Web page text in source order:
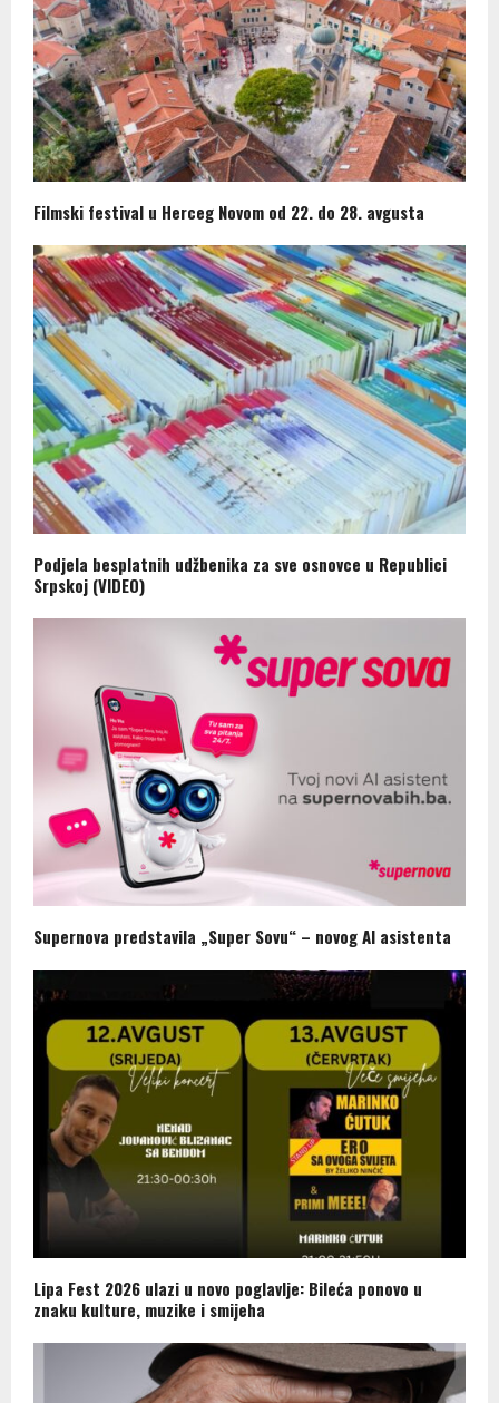
Filmski festival u Herceg Novom od 22. do 28. avgusta
Podjela besplatnih udžbenika za sve osnovce u Republici
Srpskoj (VIDEO)
Supernova predstavila „Super Sovu“ – novog AI asistenta
Lipa Fest 2026 ulazi u novo poglavlje: Bileća ponovo u
znaku kulture, muzike i smijeha